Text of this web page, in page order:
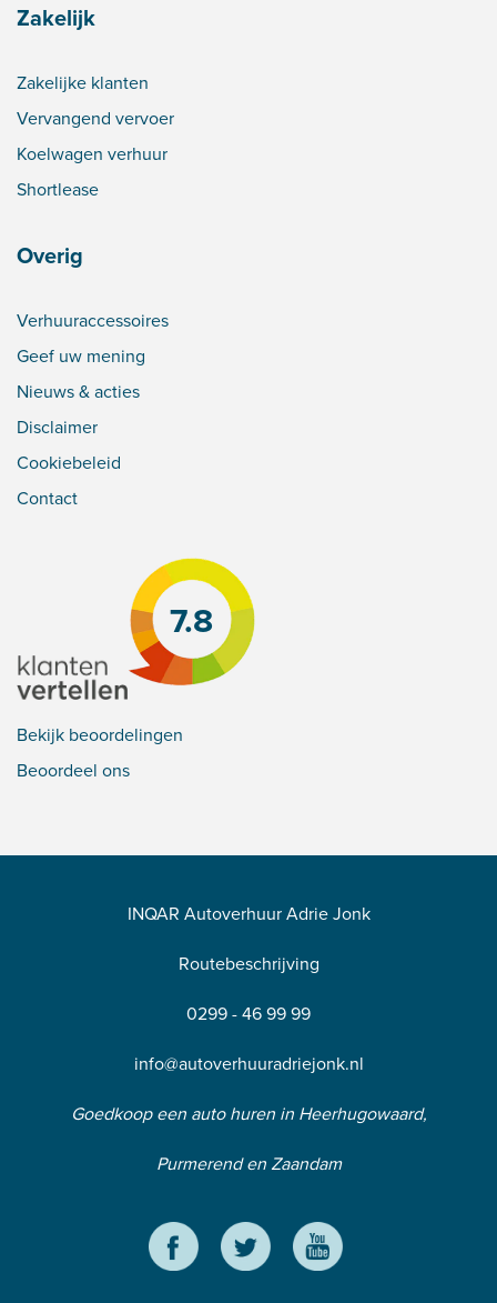
Zakelijk
Zakelijke klanten
Vervangend vervoer
Koelwagen verhuur
Shortlease
Overig
Verhuuraccessoires
Geef uw mening
Nieuws & acties
Disclaimer
Cookiebeleid
Contact
7.8
Bekijk beoordelingen
Beoordeel ons
INQAR Autoverhuur Adrie Jonk
Routebeschrijving
0299 - 46 99 99
info@autoverhuuradriejonk.nl
Goedkoop een auto huren in Heerhugowaard,
Purmerend en Zaandam